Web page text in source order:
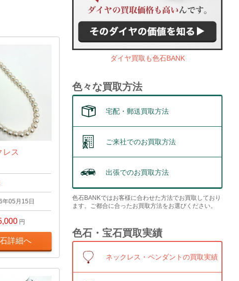
レス
年05月15日
円
詳細へ
ダイヤ買取も色石BANK
色々な買取方法
宅配・郵送買取方法
ご来社でのお買取方法
出張でのお買取方法
色石BANKではお客様に合わせた方法でお買取しており
ます。ご都合に合ったお買取方法をお選びください。
色石・宝石買取実績
ネックレス・ペンダントの買取実績